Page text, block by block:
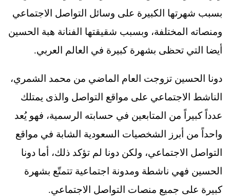
بسبب شهرتها الكبيرة على وسائل التواصل الاجتماعي
ومنصاته المختلفة، وبسبب شقيقتها الفنانة هبة الحسين
أيضا التي تحظى بشهرة كبيرة في العالم العربي.
دونا الحسين تزوجت العام الماضي من محمد الشمري،
الناشط الاجتماعي على مواقع التواصل والذى يمتلك
عدداً كبيراً من المتابعين في حسابته الرسمية، فهو يُعد
واحداً من أبرز الشخصيات السعودية الشابة في مواقع
التواصل الاجتماعي، ولكن دونا لم تؤكد ذلك، أما دونا
الحسين فهي ناشطة ومدونة اجتماعية تتمتّع بشهرة
كبيرة على جميع منصات التواصل الاجتماعي.